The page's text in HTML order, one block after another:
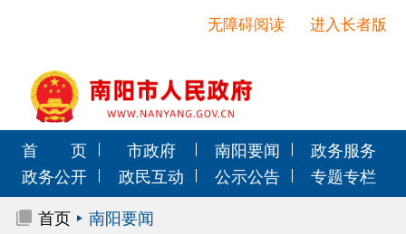
进入长者版
无障碍阅读
首 页 市政府 南阳要闻
政务服务
政务公开
政民互动 公示公告
专题专栏
首页
南阳要闻